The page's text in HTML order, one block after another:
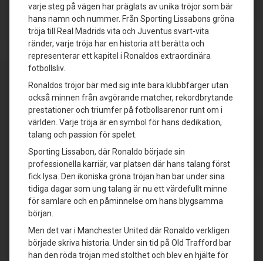
varje steg på vägen har präglats av unika tröjor som bär
hans namn och nummer. Från Sporting Lissabons gröna
tröja till Real Madrids vita och Juventus svart-vita
ränder, varje tröja har en historia att berätta och
representerar ett kapitel i Ronaldos extraordinära
fotbollsliv.
Ronaldos tröjor bär med sig inte bara klubbfärger utan
också minnen från avgörande matcher, rekordbrytande
prestationer och triumfer på fotbollsarenor runt om i
världen. Varje tröja är en symbol för hans dedikation,
talang och passion för spelet.
Sporting Lissabon, där Ronaldo började sin
professionella karriär, var platsen där hans talang först
fick lysa. Den ikoniska gröna tröjan han bar under sina
tidiga dagar som ung talang är nu ett värdefullt minne
för samlare och en påminnelse om hans blygsamma
början.
Men det var i Manchester United där Ronaldo verkligen
började skriva historia. Under sin tid på Old Trafford bar
han den röda tröjan med stolthet och blev en hjälte för